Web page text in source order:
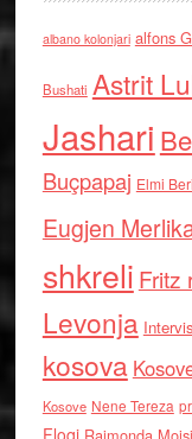
albano kolonjari alfons
Bushati Astrit
Jashari
Buçpapaj Elmi
Eugjen
shkreli Fritz
Levonja
kosova
Kosove Nene Tereza
Floqi